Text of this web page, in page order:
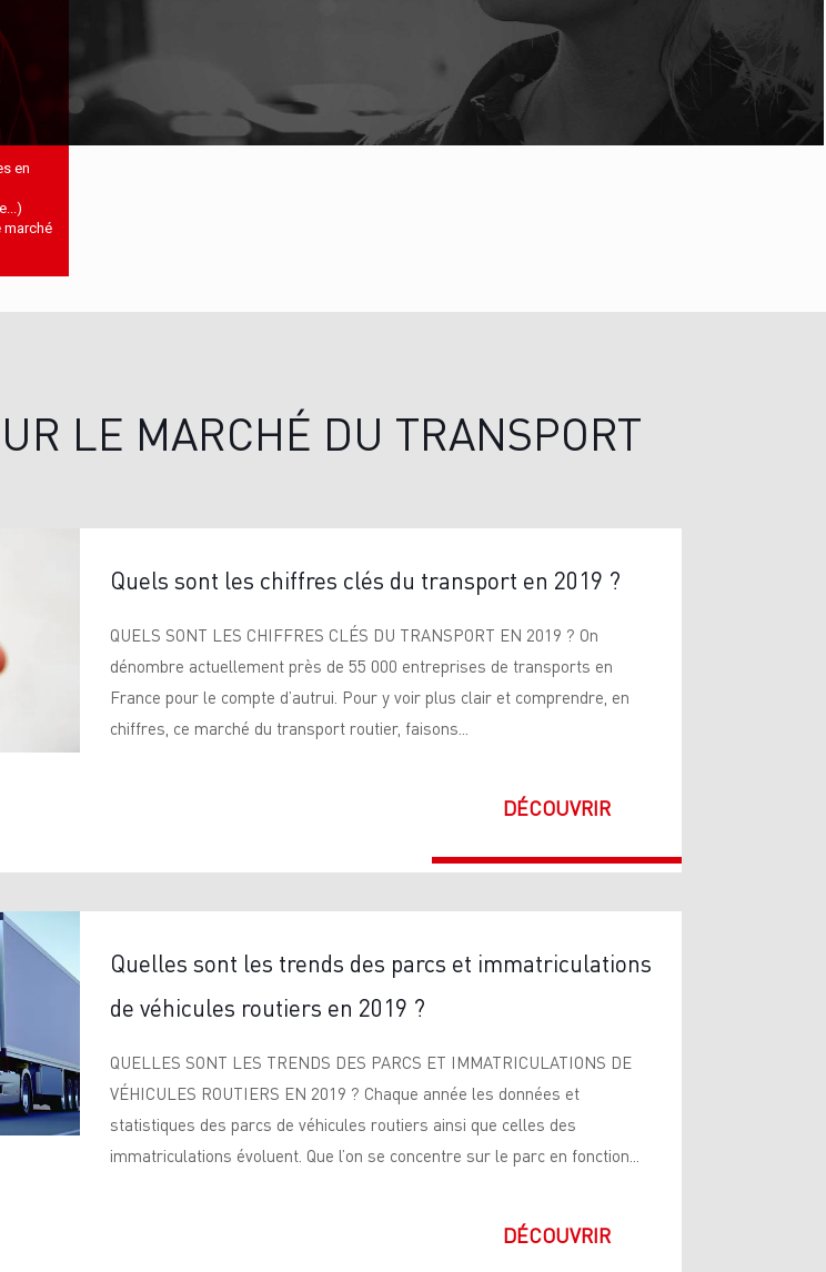
en
marché
LE MARCHÉ DU TRANSPORT
Quels sont les chiffres clés du transport en 2019 ?
QUELS SONT LES CHIFFRES CLÉS DU TRANSPORT EN 2019 ? On
dénombre actuellement près de 55 000 entreprises de transports en
France pour le compte d’autrui. Pour y voir plus clair et comprendre, en
chiffres, ce marché du transport routier, faisons...
DÉCOUVRIR
Quelles sont les trends des parcs et immatriculations
de véhicules routiers en 2019 ?
QUELLES SONT LES TRENDS DES PARCS ET IMMATRICULATIONS DE
VÉHICULES ROUTIERS EN 2019 ? Chaque année les données et
statistiques des parcs de véhicules routiers ainsi que celles des
immatriculations évoluent. Que l’on se concentre sur le parc en fonction...
DÉCOUVRIR